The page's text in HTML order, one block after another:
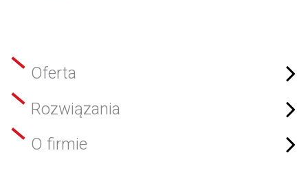
Oferta
Rozwiązania
O firmie